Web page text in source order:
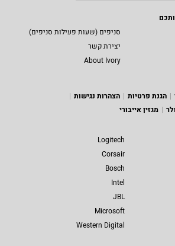
סניפים (שעות פעילות סניפים)
יצירת קשר
About Ivory
הגנת פרטיות
הצהרות נגישות
מגזין אייבורי
Logitech
Corsair
Bosch
Intel
JBL
Microsoft
Western Digital